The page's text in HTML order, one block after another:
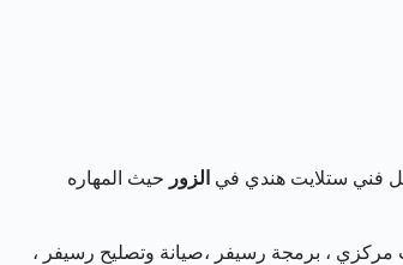
فني ستلايت هندي في الزور حيث المهاره
مركزي ، برمجة رسيفر ،صيانة وتصليح رسيفر ،